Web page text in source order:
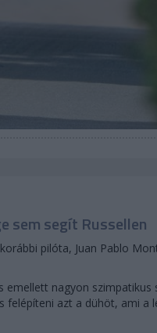
sem segít Russellen
pilóta, Juan Pablo
nagyon szimpatikus
felépíteni azt a dühöt, ami a